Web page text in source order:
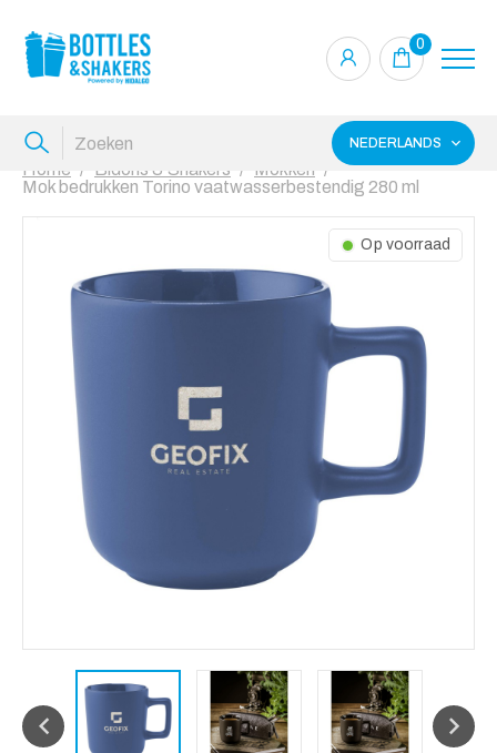
0
NEDERLANDS
Home Bidons & Shakers
Mokken
Mok bedrukken Torino vaatwasserbestendig 280 ml
Op voorraad